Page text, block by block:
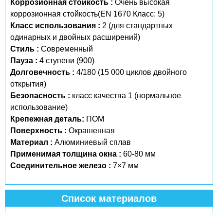
Коррозионная стойкость : Очень высокая
коррозионная стойкость(EN 1670 Класс: 5)
Класс использования : 2 (для стандартных
одинарных и двойных расширений)
Стиль : Современный
Пауза : 4 ступени (900)
Долговечность : 4/180 (15 000 циклов двойного
открытия)
Безопасность : класс качества 1 (нормальное
использование)
Крепежная деталь: ПОМ
Поверхность : Окрашенная
Материал : Алюминиевый сплав
Применимая толщина окна : 60-80 мм
Соединительное железо : 7×7 мм
Список материалов